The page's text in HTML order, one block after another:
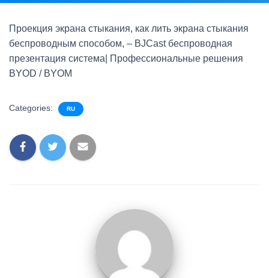
Проекция экрана стыкания, как лить экрана стыкания
беспроводным способом, – BJCast беспроводная
презентация система| Профессиональные решения
BYOD / BYOM
Categories: RU